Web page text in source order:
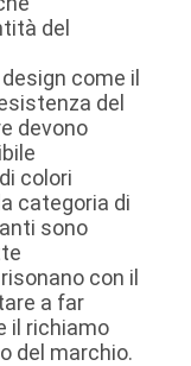
del
come il
del
devono
colori
categoria di
sono
con il
a far
il richiamo
del marchio.